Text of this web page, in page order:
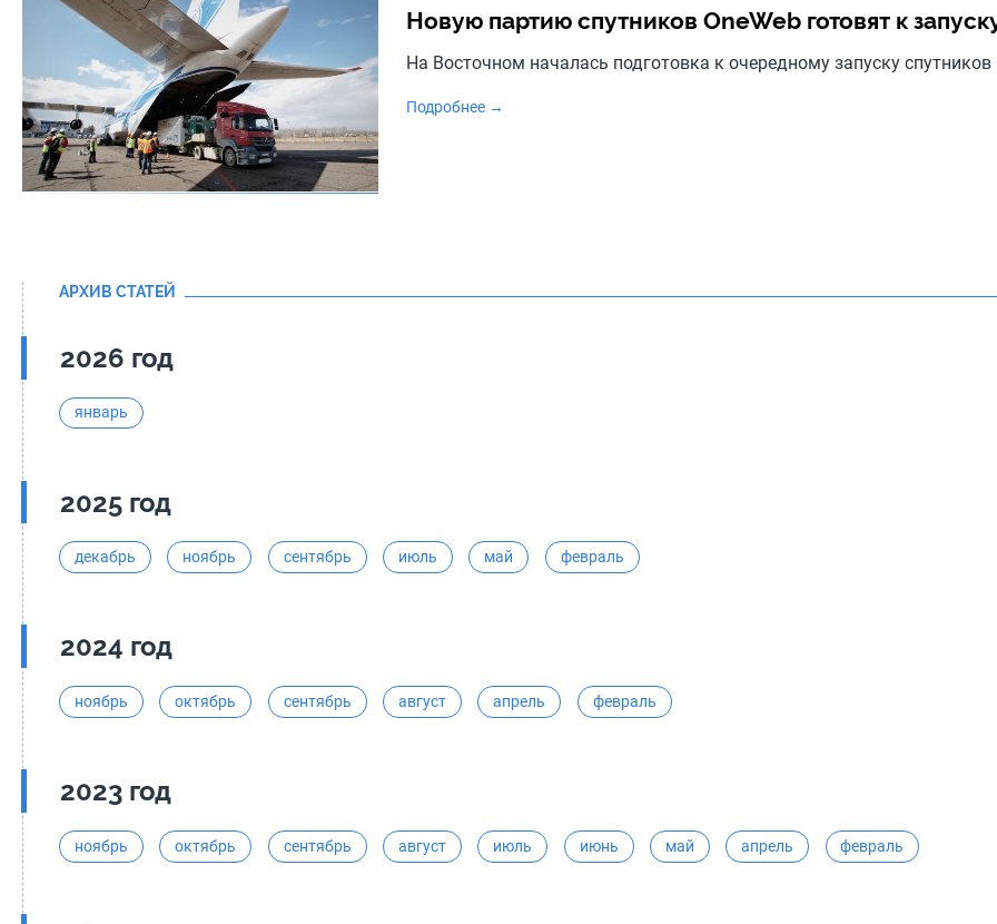
Новую партию спутников OneWeb готовят к
На Восточном началась подготовка к очередному запуску спутников
Подробнее →
АРХИВ СТАТЕЙ
2026 год
январь
2025 год
декабрь ноябрь сентябрь июль май февраль
2024 год
ноябрь октябрь сентябрь август апрель февраль
2023 год
ноябрь октябрь сентябрь август июль июнь май апрель февраль